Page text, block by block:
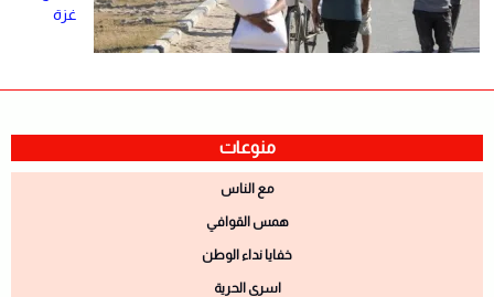
غزة
منوعات
مع الناس
همس القوافي
خفايا نداء الوطن
اسرى الحرية